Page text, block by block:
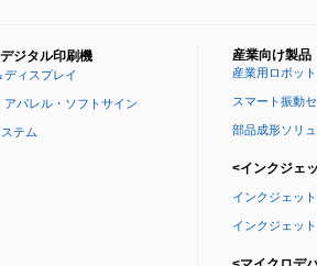
ジタル印刷機
ィスプレイ
パレル・ソフトサイン
テム
産業向け製品
産業用ロボット
スマート振動
部品成形ソリ
<インクジェ
インクジェッ
インクジェッ